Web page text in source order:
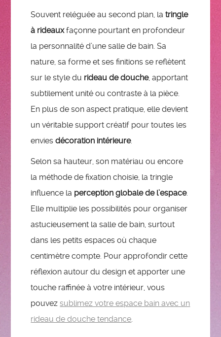
Souvent reléguée au second plan, latringle
à rideauxfaçonne pourtant en profondeur
la personnalité d’une salle de bain. Sa
nature, sa forme et ses finitions se reflètent
sur le style du rideau de douche, apportant
subtilement unité ou contraste à la pièce.
En plus de son aspect pratique, elle devient
un véritable support créatif pour toutes les
enviesdécoration intérieure.
Selon sa hauteur, son matériau ou encore
la méthode de fixation choisie, la tringle
influence la perception globale de l’espace.
Elle multiplie les possibilités pour organiser
astucieusement la salle de bain, surtout
dans les petits espaces où chaque
centimètre compte. Pour approfondir cette
réflexion autour du design et apporter une
touche raffinée à votre intérieur, vous
pouvezsublimez votre espace bain avec un
rideau de douche tendance